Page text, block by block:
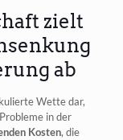
zielt
ab
Wet­te dar,
in der
Kos­ten, die